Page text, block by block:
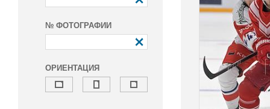
№ ФОТОГРАФИИ
ОРИЕНТАЦИЯ